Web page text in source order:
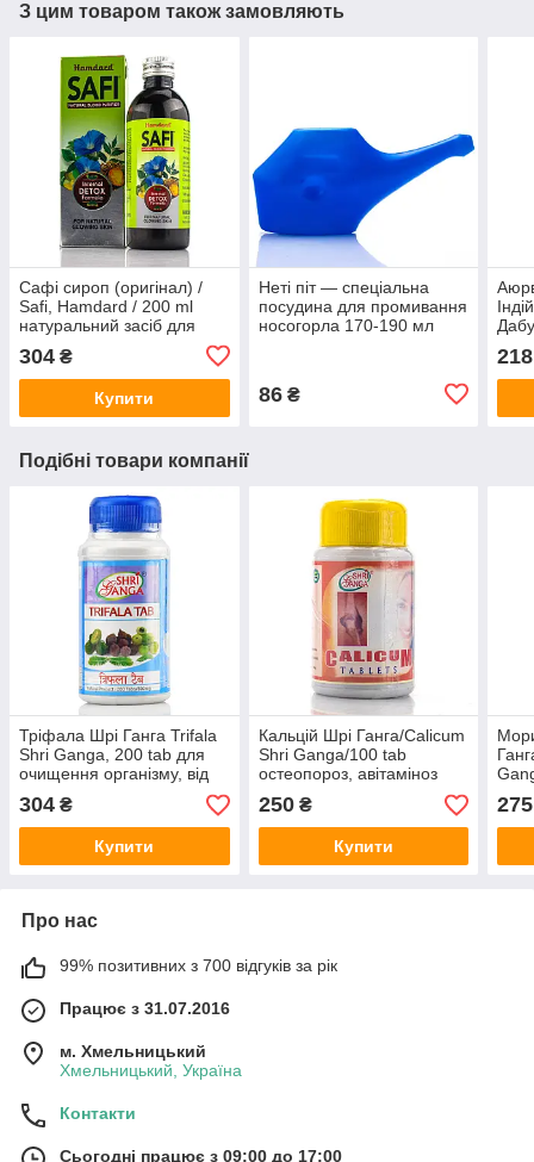
З цим товаром також замовляють
Сафі сироп (оригінал) /
Safi, Hamdard / 200 ml
натуральний засіб для
висипаннях
304 ₴
Купити
Неті піт — спеціальна
посудина для промивання
носогорла 170-190 мл
86₴
218
Подібні товари компанії
Тріфала Шрі Ганга Trifala
Shri Ganga, 200 tab для
очищення організму, від
запорів, для омолодження
304 ₴
Купити
Кальцій Шрі Ганга/Calicum
Shri Ganga/100 tab
остеопороз, авітаміноз
250₴
Купити
275
Про нас
99% позитивних з 700 відгуків за рік
Працює з 31.07.2016
м. Хмельницький
Хмельницький, Україна
Контакти
Сьогодні працює з 09:00 до 17:00